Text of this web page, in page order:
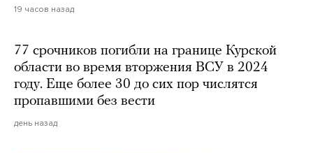
19 часов назад
77 срочников погибли на границе Курской
области во время вторжения ВСУ в 2024
году. Еще более 30 до сих пор числятся
пропавшими без вести
день назад